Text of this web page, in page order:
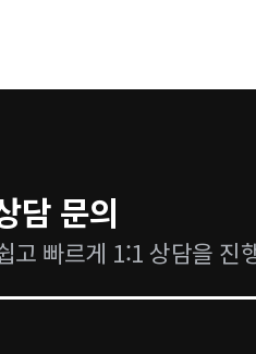
담 문의
고 빠르게 1:1 상담을 진